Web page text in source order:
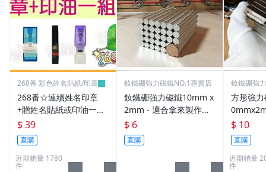
268番 彩色姓名貼紙/印章
268番☆連續姓名印章
+贈姓名貼紙或印油一組
39元(連續章.職章.免蓋
章.卡通章.會計章.印章
筆.姓名章.)
$ 39
直購
近期銷量 1780
件
釹鐵硼強力磁鐵NO.1專賣店
釹鐵硼強力磁鐵10mm x
2mm - 適合拿來製作創
意手鍊或項鍊!
$ 6
直購
釹鐵硼強
方形強
物超實用!
$ 10
直購
近期銷量
件